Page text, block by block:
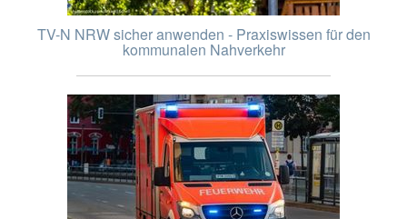
TV-N NRW sicher anwenden - Praxiswissen für den
kommunalen Nahverkehr